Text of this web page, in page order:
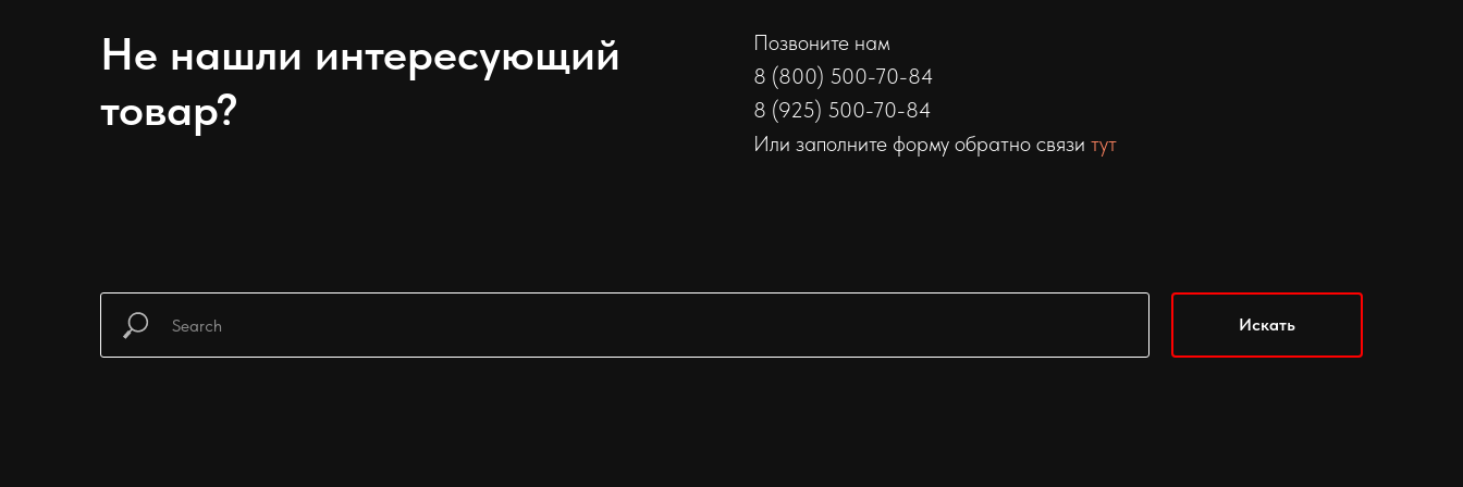
Не нашли интересующий
товар?
Позвоните нам
8 (800) 500-70-84
8 (925) 500-70-84
Или заполните форму обратно связи тут
Искать